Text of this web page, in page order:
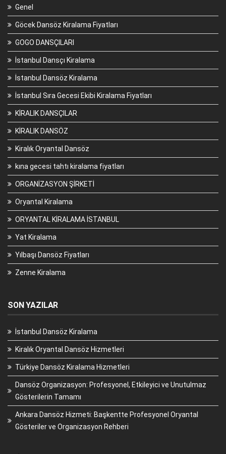
Genel
Göcek Dansöz Kiralama Fiyatları
GOGO DANSÇILARI
İstanbul Dansçı Kiralama
İstanbul Dansöz Kiralama
İstanbul Sıra Gecesi Ekibi Kiralama Fiyatları
KİRALIK DANSÇILAR
KİRALIK DANSÖZ
Kiralık Oryantal Dansöz
kına gecesi tahtı kiralama fiyatları
ORGANİZASYON ŞİRKETİ
Oryantal Kiralama
ORYANTAL KİRALAMA İSTANBUL
Yat Kiralama
Yılbaşı Dansöz Fiyatları
Zenne Kiralama
SON YAZILAR
İstanbul Dansöz Kiralama
Kiralık Oryantal Dansöz Hizmetleri
Türkiye Dansöz Kiralama Hizmetleri
Dansöz Organizasyon: Profesyonel, Etkileyici ve Unutulmaz
Gösterilerin Tamamı
Ankara Dansöz Hizmeti: Başkentte Profesyonel Oryantal
Gösteriler ve Organizasyon Rehberi